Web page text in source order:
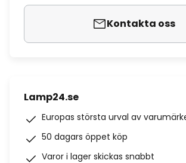
Kontakta oss
Lamp24.se
Europas största urval av
50 dagars öppet köp
Varor i lager skickas snabbt